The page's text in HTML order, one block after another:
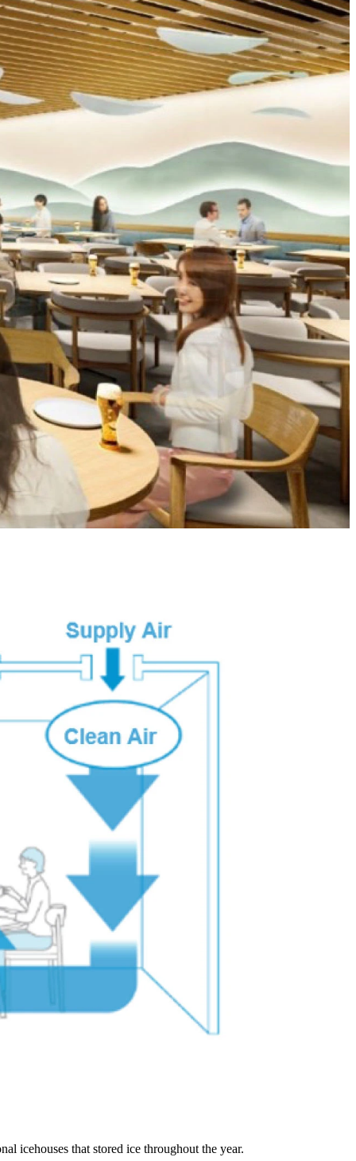
icehouses that stored ice throughout the year.